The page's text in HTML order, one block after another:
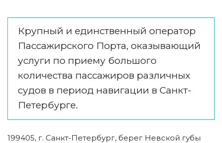
Крупный и единственный оператор
Пассажирского Порта, оказывающий
услуги по приему большого
количества пассажиров различных
судов в период навигации в Санкт-
Петербурге.
199405, г. Санкт-Петербург, берег Невской губы